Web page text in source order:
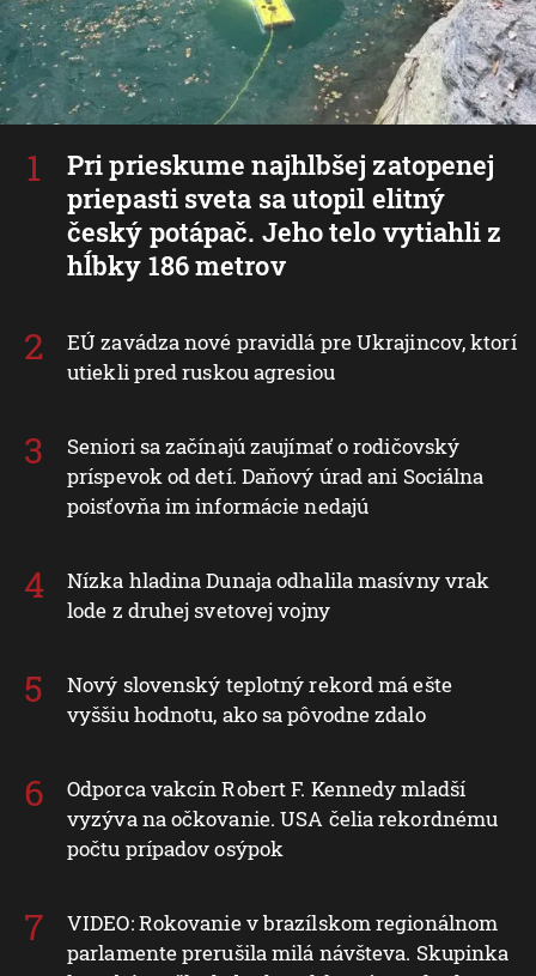
Pri prieskume najhlbšej zatopenej
priepasti sveta sa utopil elitný
český potápač. Jeho telo vytiahli z
hĺbky 186 metrov
EÚ zavádza nové pravidlá pre Ukrajincov, ktorí
utiekli pred ruskou agresiou
Seniori sa začínajú zaujímať o rodičovský
príspevok od detí. Daňový úrad ani Sociálna
poisťovňa im informácie nedajú
Nízka hladina Dunaja odhalila masívny vrak
lode z druhej svetovej vojny
Nový slovenský teplotný rekord má ešte
vyššiu hodnotu, ako sa pôvodne zdalo
Odporca vakcín Robert F. Kennedy mladší
vyzýva na očkovanie. USA čelia rekordnému
počtu prípadov osýpok
VIDEO: Rokovanie v brazílskom regionálnom
parlamente prerušila milá návšteva. Skupinka